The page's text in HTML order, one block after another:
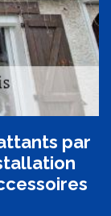
par